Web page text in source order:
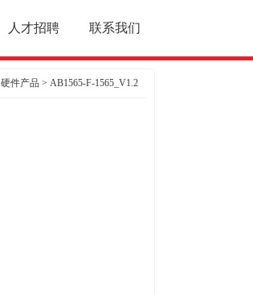
人才招聘 联系我们
硬件产品 > AB1565-F-1565_V1.2